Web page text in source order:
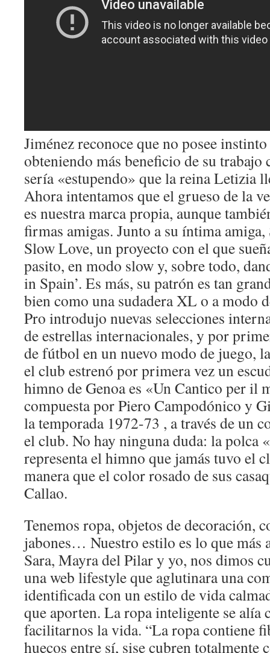
Jiménez reconoce que no posee
obteniendo más beneficio de su
sería «estupendo» que la reina Letizia
Ahora intentamos que el grueso de la
es nuestra marca propia, aunque
firmas amigas. Junto a su íntima
Slow Love, un proyecto con el que
pasito, en modo slow y, sobre todo,
in Spain’. Es más, su patrón es tan
bien como una sudadera XL o a modo
Pro introdujo nuevas selecciones
de estrellas internacionales, y por
de fútbol en un nuevo modo de juego,
el club estrenó por primera vez un
himno de Genoa es «Un Cantico per il
compuesta por Piero Campodónico y
la temporada 1972-73 , a través de un
el club. No hay ninguna duda: la polca
representa el himno que jamás tuvo el
manera que el color rosado de sus
Callao.
Tenemos ropa, objetos de decoración,
jabones… Nuestro estilo es lo que más
Sara, Mayra del Pilar y yo, nos dimos
una web lifestyle que aglutinara una
identificada con un estilo de vida
que aporten. La ropa inteligente se alía
facilitarnos la vida. “La ropa contiene
huecos entre sí, sise cubren totalmente